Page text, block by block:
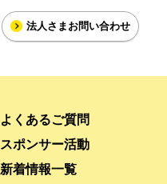
法人さま お問い合わせ
よくあるご質問
スポンサー活動
新着情報一覧